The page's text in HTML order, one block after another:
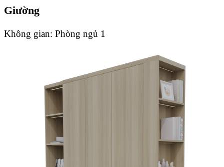
Giường
Không gian: Phòng ngủ 1